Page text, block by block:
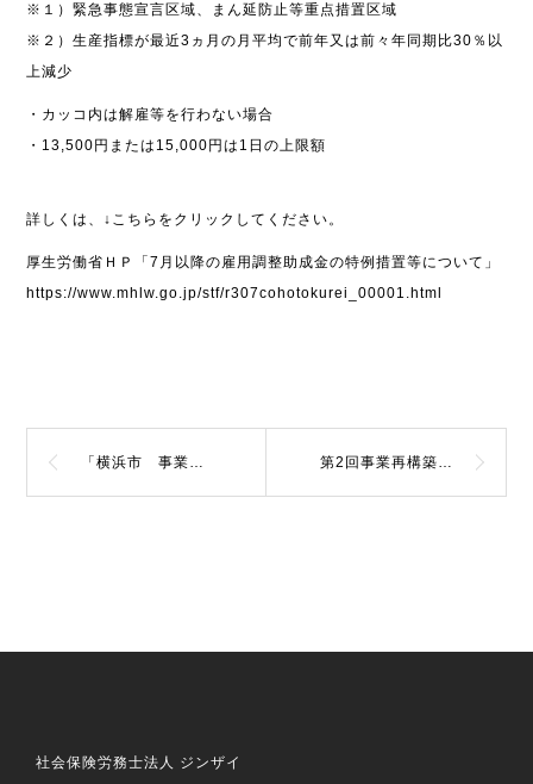
※１）緊急事態宣言区域、まん延防止等重点措置区域
※２）生産指標が最近3ヵ月の月平均で前年又は前々年同期比30％以
上減少
・カッコ内は解雇等を行わない場合
・13,500円または15,000円は1日の上限額
詳しくは、↓こちらをクリックしてください。
厚生労働省ＨＰ「7月以降の雇用調整助成金の特例措置等について」
https://www.mhlw.go.jp/stf/r307cohotokurei_00001.html
「横浜市 事業継続・展開支援補助金（販路開拓支援型）」情報 第2回事業再構築補助金の申請期限迫る！（7月2日まで）
社会保険労務士法人 ジンザイ